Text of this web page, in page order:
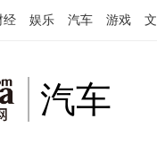
经 娱乐 汽车 游戏
汽车